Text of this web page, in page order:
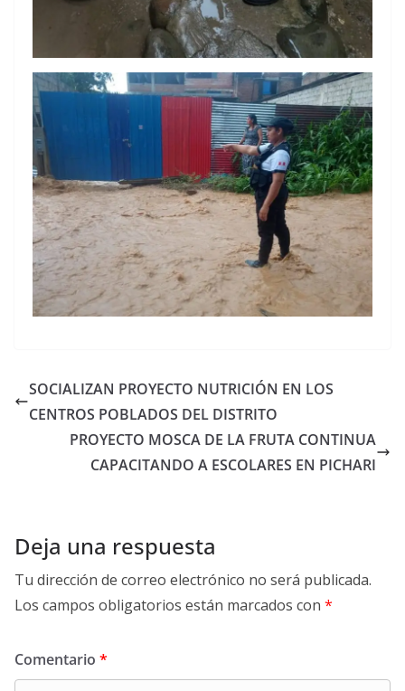
SOCIALIZAN PROYECTO NUTRICIÓN EN LOS
CENTROS POBLADOS DEL DISTRITO
PROYECTO MOSCA DE LA FRUTA CONTINUA
CAPACITANDO A ESCOLARES EN PICHARI
Deja una respuesta
Tu dirección de correo electrónico no será publicada.
Los campos obligatorios están marcados con *
Comentario *